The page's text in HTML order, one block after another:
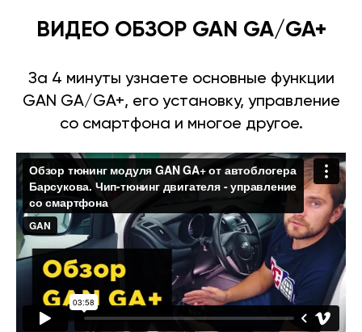
ВИДЕО ОБЗОР GAN GA/GA+
За 4 минуты узнаете основные функции
GAN GA/GA+, его установку, управление
со смартфона и многое другое.